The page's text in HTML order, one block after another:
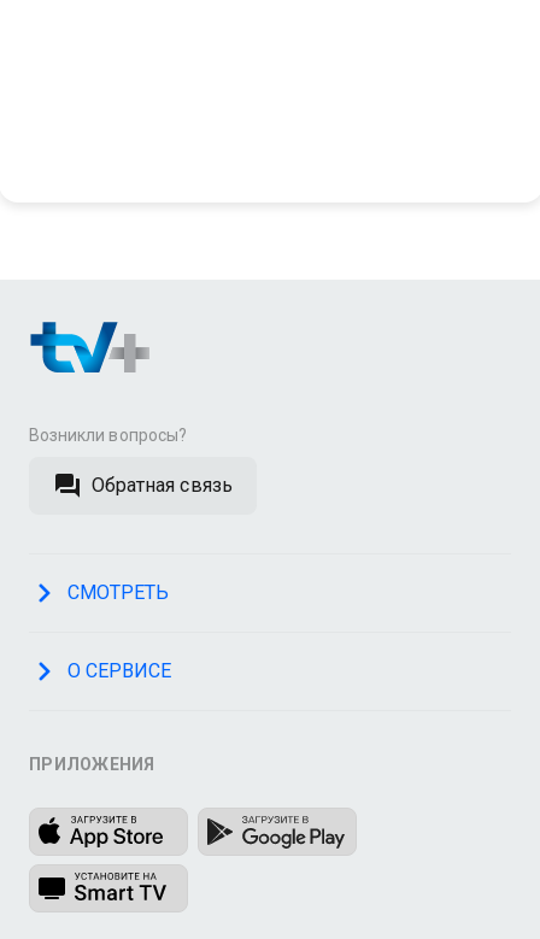
Возникли вопросы?
Обратная связь
СМОТРЕТЬ
О СЕРВИСЕ
ПРИЛОЖЕНИЯ